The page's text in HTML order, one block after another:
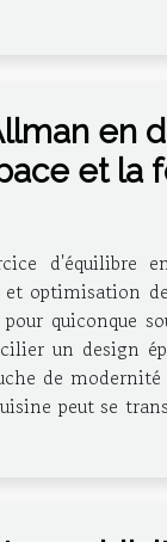
en
et la
d'équilibre
optimisation
quiconque
un design
de
peut se